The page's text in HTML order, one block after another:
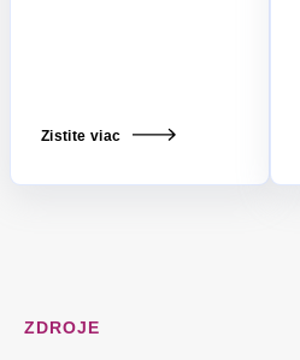
Zistite viac
ZDROJE